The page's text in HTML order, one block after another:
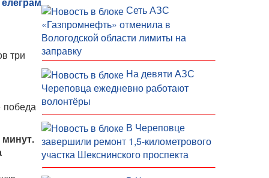
три
победа
минут.
Сеть АЗС
«Газпромнефть» отменила в
Вологодской области лимиты на
заправку
На девяти АЗС
Череповца ежедневно работают
волонтёры
В Череповце
завершили ремонт 1,5-километрового
участка Шекснинского проспекта